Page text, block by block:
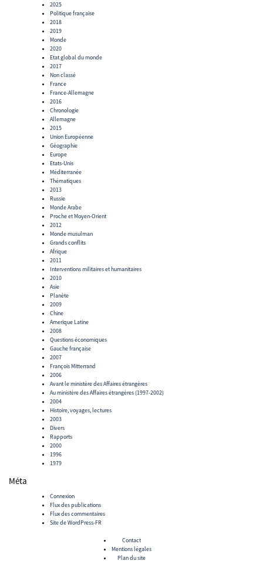
2025
Politique française
2018
2019
Monde
2020
Etat global du monde
2017
Non classé
France
France-Allemagne
2016
Chronologie
Allemagne
2015
Union Européenne
Géographie
Europe
Etats-Unis
Méditerranée
Thématiques
2013
Russie
Monde Arabe
Proche et Moyen-Orient
2012
Monde musulman
Grands conflits
Afrique
2011
Interventions militaires et humanitaires
2010
Asie
Planète
2009
Chine
Amerique Latine
2008
Questions économiques
Gauche française
2007
François Mitterrand
2006
Avant le ministère des Affaires étrangères
Au ministère des Affaires étrangères (1997-2002)
2004
Histoire, voyages, lectures
2003
Divers
Rapports
2000
1996
1979
Méta
Connexion
Flux des publications
Flux des commentaires
Site de WordPress-FR
Contact
Mentions légales
Plan du site